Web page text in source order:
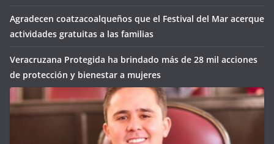
Agradecen coatzacoalqueños que el Festival del Mar acerque
actividades gratuitas a las familias
Veracruzana Protegida ha brindado más de 28 mil acciones
de protección y bienestar a mujeres